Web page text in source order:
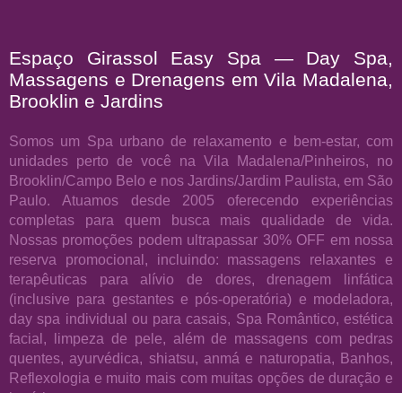
Espaço Girassol Easy Spa — Day Spa,
Massagens e Drenagens em Vila Madalena,
Brooklin e Jardins
Somos um Spa urbano de relaxamento e bem-estar, com
unidades perto de você na Vila Madalena/Pinheiros, no
Brooklin/Campo Belo e nos Jardins/Jardim Paulista, em São
Paulo. Atuamos desde 2005 oferecendo experiências
completas para quem busca mais qualidade de vida.
Nossas promoções podem ultrapassar 30% OFF em nossa
reserva promocional, incluindo: massagens relaxantes e
terapêuticas para alívio de dores, drenagem linfática
(inclusive para gestantes e pós-operatória) e modeladora,
day spa individual ou para casais, Spa Romântico, estética
facial, limpeza de pele, além de massagens com pedras
quentes, ayurvédica, shiatsu, anmá e naturopatia, Banhos,
Reflexologia e muito mais com muitas opções de duração e